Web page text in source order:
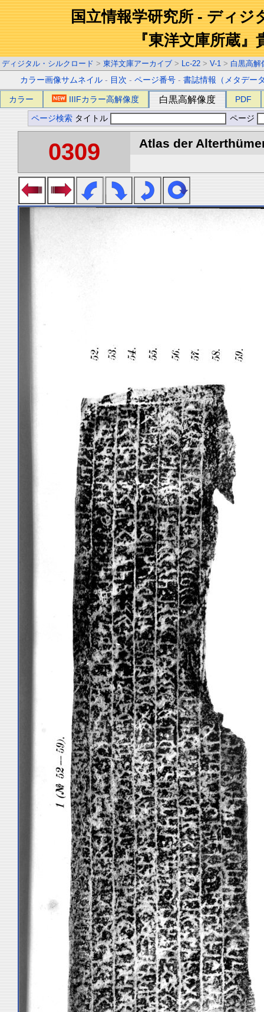
国立情報学研究所 - ディジ
『東洋文庫所蔵』
ディジタル・シルクロード > 東洋文庫アーカイブ > Lc-22 > V-1 > 白黒高解
カラー画像サムネイル - 目次 -ページ番号 -書誌情報（メタデー
カラー IIIFカラー高解像度 白黒高解像度 PDF
ページ検索 タイトル ページ
0309 Atlas der